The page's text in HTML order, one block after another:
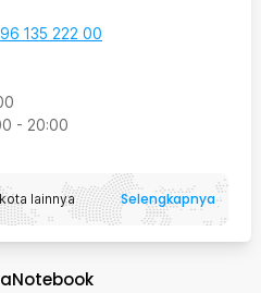
135 222 00
- 20:00
lainnya Selengkapnya